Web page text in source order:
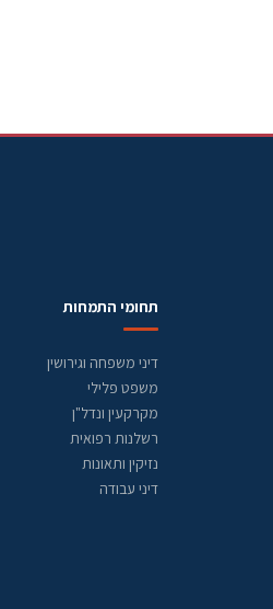
תחומי התמחות
דיני משפחה וגירושין
משפט פלילי
מקרקעין ונדל"ן
רשלנות רפואית
נזיקין ותאונות
דיני עבודה